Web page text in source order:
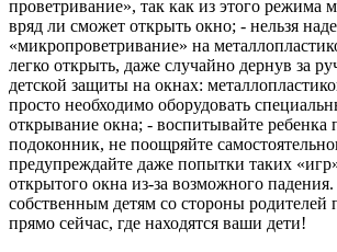
проветривание», так как из этого режима
вряд ли сможет открыть окно; - нельзя
«микропроветривание» на
легко открыть, даже случайно дернув за
детской защиты на окнах:
просто необходимо оборудовать
открывание окна; - воспитывайте ребенка
подоконник, не поощряйте
предупреждайте даже попытки таких
открытого окна из-за возможного
собственным детям со стороны
прямо сейчас, где находятся ваши дети!